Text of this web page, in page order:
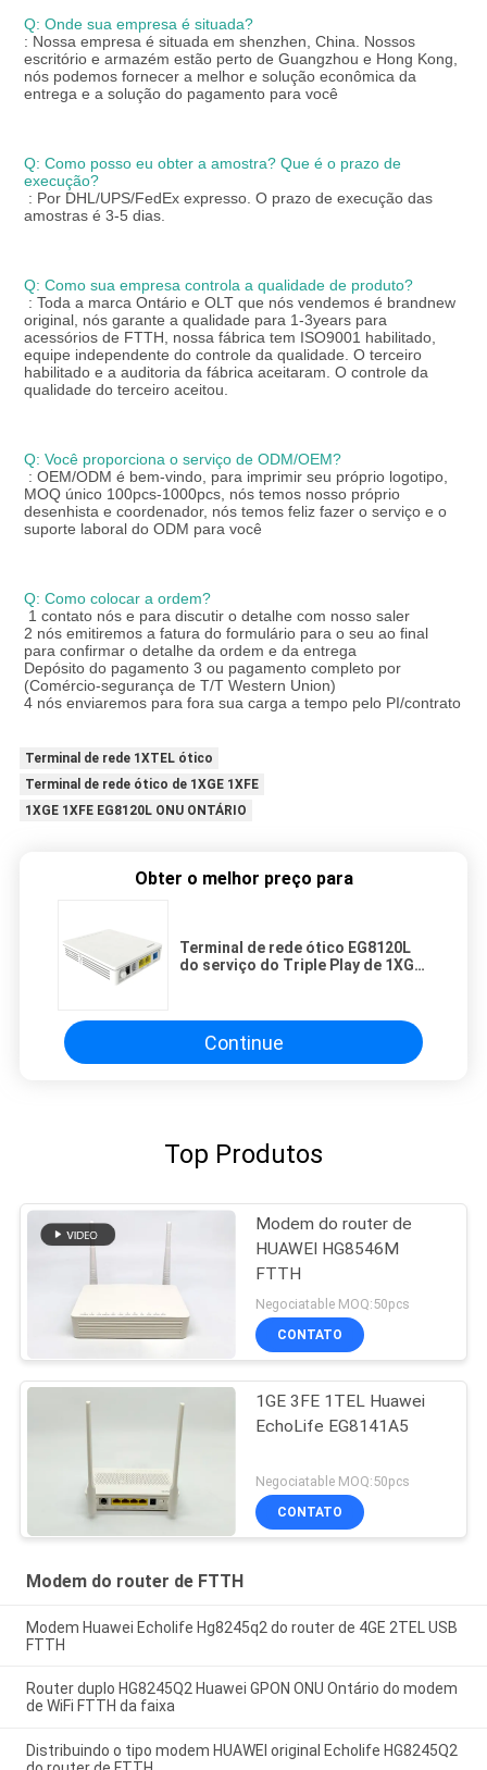
Q: Onde sua empresa é situada?
: Nossa empresa é situada em shenzhen, China. Nossos
escritório e armazém estão perto de Guangzhou e Hong Kong,
nós podemos fornecer a melhor e solução econômica da
entrega e a solução do pagamento para você
Q: Como posso eu obter a amostra? Que é o prazo de
execução?
: Por DHL/UPS/FedEx expresso. O prazo de execução das
amostras é 3-5 dias.
Q: Como sua empresa controla a qualidade de produto?
: Toda a marca Ontário e OLT que nós vendemos é brandnew
original, nós garante a qualidade para 1-3years para
acessórios de FTTH, nossa fábrica tem ISO9001 habilitado,
equipe independente do controle da qualidade. O terceiro
habilitado e a auditoria da fábrica aceitaram. O controle da
qualidade do terceiro aceitou.
Q: Você proporciona o serviço de ODM/OEM?
: OEM/ODM é bem-vindo, para imprimir seu próprio logotipo,
MOQ único 100pcs-1000pcs, nós temos nosso próprio
desenhista e coordenador, nós temos feliz fazer o serviço e o
suporte laboral do ODM para você
Q: Como colocar a ordem?
1 contato nós e para discutir o detalhe com nosso saler
2 nós emitiremos a fatura do formulário para o seu ao final
para confirmar o detalhe da ordem e da entrega
Depósito do pagamento 3 ou pagamento completo por
(Comércio-segurança de T/T Western Union)
4 nós enviaremos para fora sua carga a tempo pelo PI/contrato
Terminal de rede 1XTEL ótico
Terminal de rede ótico de 1XGE 1XFE
1XGE 1XFE EG8120L ONU ONTÁRIO
Obter o melhor preço para
Terminal de rede ótico EG8120L
do serviço do Triple Play de 1XGE
Continue
Top Produtos
Modem do router de
HUAWEI HG8546M
FTTH
Negociatable MOQ:50pcs
CONTATO
1GE 3FE 1TEL Huawei
EchoLife EG8141A5
Negociatable MOQ:50pcs
CONTATO
Modem do router de FTTH
Modem Huawei Echolife Hg8245q2 do router de 4GE 2TEL USB
FTTH
Router duplo HG8245Q2 Huawei GPON ONU Ontário do modem
de WiFi FTTH da faixa
Distribuindo o tipo modem HUAWEI original Echolife HG8245Q2